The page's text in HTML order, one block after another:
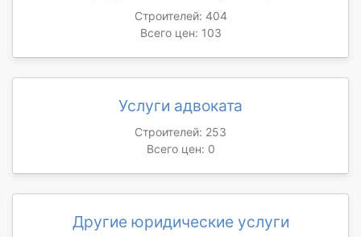
Строителей: 404
Всего цен: 103
Услуги адвоката
Строителей: 253
Всего цен: 0
Другие юридические услуги